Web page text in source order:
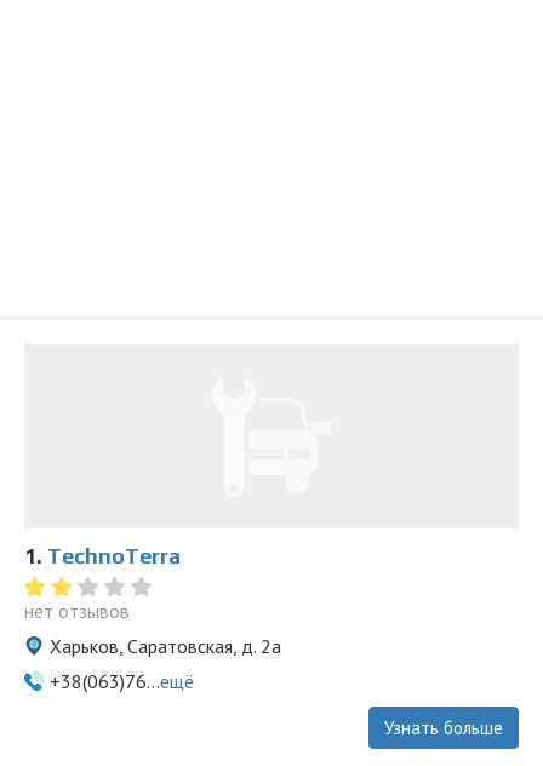
1. TechnoTerra
нет отзывов
Харьков, Саратовская, д. 2а
+38(063)76...ещё
Узнать больше